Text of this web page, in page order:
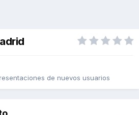
de nuevos usuarios